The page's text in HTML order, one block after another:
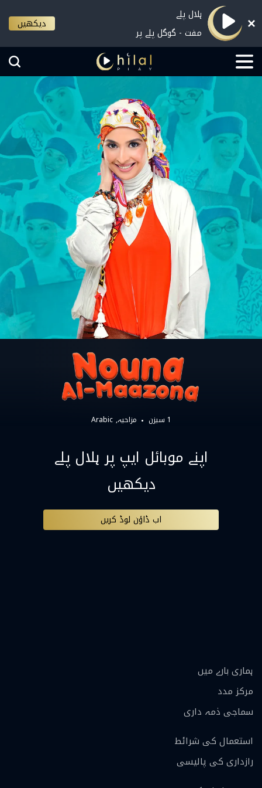
ہلال پلے
مفت - گوگل پلے پر
دیکھیں
1 سیزن مزاحیہ Arabic
اپنے موبائل ایپ پر ہلال پلے
دیکھیں
اب ڈاؤن لوڈ کریں
ہماری بارے ميں
مرکز مدد
سماجی ذمہ داری
استعمال کی شرائط
رازداری کی پالیسی